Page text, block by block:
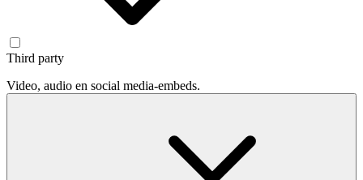
Third party
Video, audio en social media-embeds.